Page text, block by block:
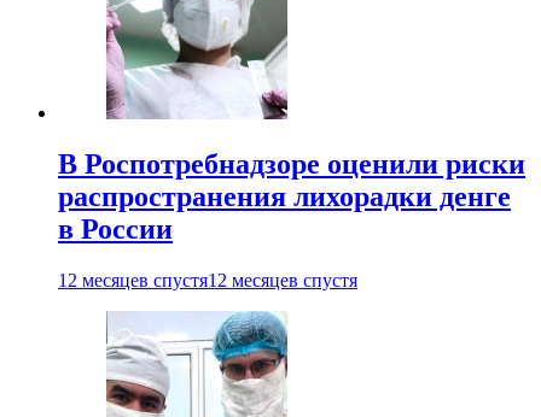
В Роспотребнадзоре оценили риски
распространения лихорадки денге
в России
12 месяцев спустя12 месяцев спустя